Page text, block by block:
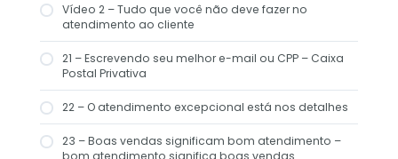
Vídeo 2 – Tudo que você não deve fazer no
atendimento ao cliente
21 – Escrevendo seu melhor e-mail ou CPP – Caixa
Postal Privativa
22 – O atendimento excepcional está nos detalhes
23 – Boas vendas significam bom atendimento –
bom atendimento significa boas vendas